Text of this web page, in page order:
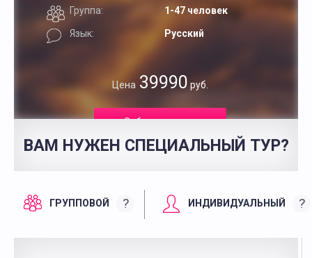
Группа: 1-47 человек
Язык: Русский
Цена 39990 руб.
Забронировать
ВАМ НУЖЕН СПЕЦИАЛЬНЫЙ ТУР?
ГРУППОВОЙ ? ИНДИВИДУАЛЬНЫЙ ?